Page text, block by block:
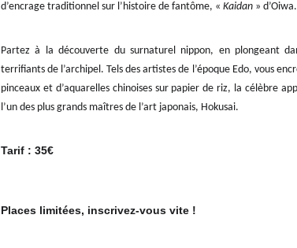
d’encrage traditionnel sur l’histoire de fantôme, «Kaidan » d’Oiwa.
Partez à la découverte du surnaturel nippon, en plongeant
terrifiants de l’archipel. Tels des artistes de l’époque Edo, vous
pinceaux et d’aquarelles chinoises sur papier de riz, la célèbre
l’un des plus grands maîtres de l’art japonais, Hokusai.
Tarif : 35€
Places limitées, inscrivez-vous vite !